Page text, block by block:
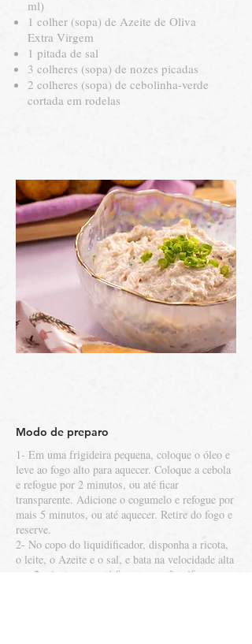
ml)
1 colher (sopa) de Azeite de Oliva
Extra Virgem
1 pitada de sal
3 colheres (sopa) de nozes picadas
2 colheres (sopa) de cebolinha-verde
cortada em rodelas
Modo de preparo
1- Em uma frigideira pequena, coloque o óleo e
leve ao fogo alto para aquecer. Coloque a cebola
e refogue por 2 minutos, ou até ficar
transparente. Adicione o cogumelo e refogue por
mais 5 minutos, ou até aquecer. Retire do fogo e
reserve.
2- No copo do liquidificador, disponha a ricota,
o leite, o Azeite e o sal, e bata na velocidade alta
por 2 minutos, ou até ficar um patê uniforme.